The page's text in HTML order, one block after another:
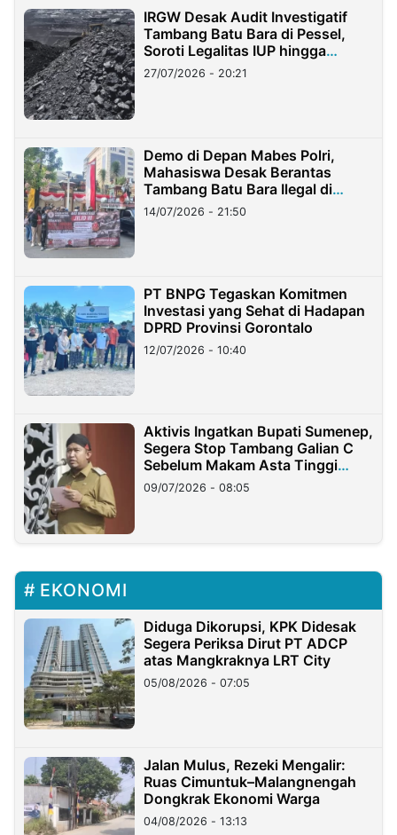
IRGW Desak Audit Investigatif
Tambang Batu Bara di Pessel,
Soroti Legalitas IUP hingga
Stockpile
27/07/2026 - 20:21
Demo di Depan Mabes Polri,
Mahasiswa Desak Berantas
Tambang Batu Bara Ilegal di
Lampung
14/07/2026 - 21:50
PT BNPG Tegaskan Komitmen
Investasi yang Sehat di Hadapan
DPRD Provinsi Gorontalo
12/07/2026 - 10:40
Aktivis Ingatkan Bupati Sumenep,
Segera Stop Tambang Galian C
Sebelum Makam Asta Tinggi
Longsor
09/07/2026 - 08:05
EKONOMI
Diduga Dikorupsi, KPK Didesak
Segera Periksa Dirut PT ADCP
atas Mangkraknya LRT City
05/08/2026 - 07:05
Jalan Mulus, Rezeki Mengalir:
Ruas Cimuntuk–Malangnengah
Dongkrak Ekonomi Warga
04/08/2026 - 13:13